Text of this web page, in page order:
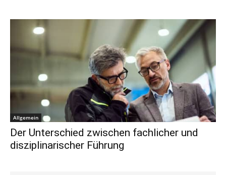
Allgemein
Der Unterschied zwischen fachlicher und
disziplinarischer Führung